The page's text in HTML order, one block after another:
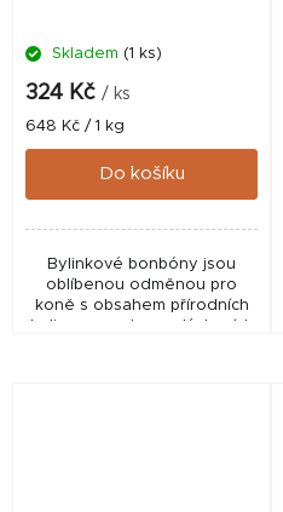
Skladem (1 ks)
324 Kč / ks
Měrná
cena:
648 Kč / 1 kg
Do košíku
Bylinkové bonbóny jsou
oblíbenou odměnou pro
koně s obsahem přírodních
bylin pro podporu dýchacích